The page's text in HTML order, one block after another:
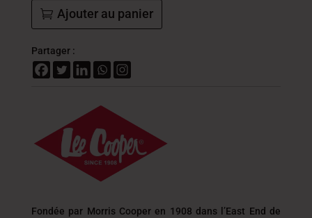
Ajouter au panier
Partager :
Fondée par Morris Cooper en 1908 dans l’East End de